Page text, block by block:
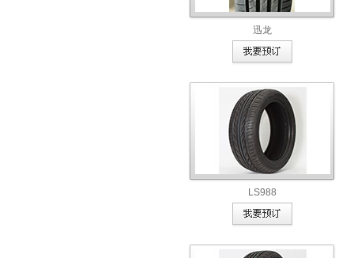
迅龙
LS988